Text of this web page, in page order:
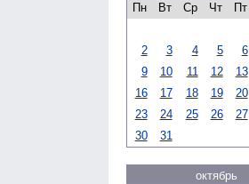
Пн
Вт Ср Чт Пт
2
3 4 5 6
9
10 11 12 13
16
17 18 19 20
23
24 25 26 27
30
31
октябрь